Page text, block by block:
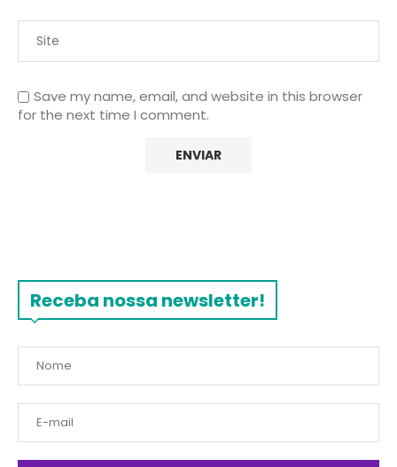
Save my name, email, and website in this browser
for the next time I comment.
Receba nossa newsletter!